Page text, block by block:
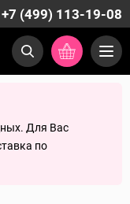
+7 (499) 113-19-08
Для Вас
по